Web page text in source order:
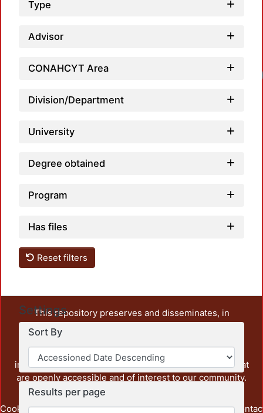
Type
Advisor
CONAHCYT Area
Division/Department
University
Degree obtained
Program
Has files
Reset filters
Settings
Sort By
Results per page
This repository preserves and disseminates, in
unrestricted open access, the teaching and research
output of UAM Azcapotzalco. It also includes some
administrative and graphic documents from the
institution, as well as content from other institutions that
are openly accessible and of interest to our community.
Cookie Privacy End User Send